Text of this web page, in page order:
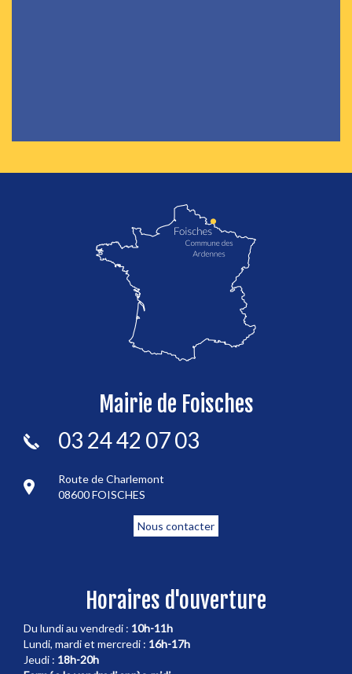
localisation de Foisches
Mairie de Foisches
03 24 42 07 03
Route de Charlemont
08600 FOISCHES
Nous contacter
Horaires d'ouverture
Du lundi au vendredi : 10h-11h
Lundi, mardi et mercredi : 16h-17h
Jeudi : 18h-20h